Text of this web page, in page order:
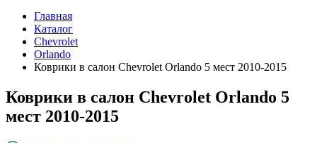
Главная
Каталог
Chevrolet
Orlando
Коврики в салон Chevrolet Orlando 5 мест 2010-2015
Коврики в салон Chevrolet Orlando 5
мест 2010-2015